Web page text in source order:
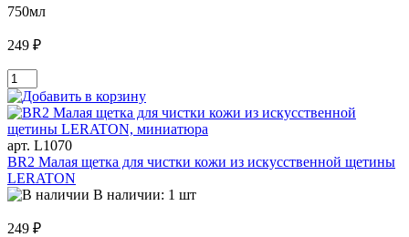
750мл
249 ₽
арт. L1070
BR2 Малая щетка для чистки кожи из искусственной щетины
LERATON
В наличии: 1 шт
249 ₽